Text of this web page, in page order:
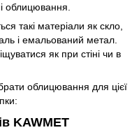
облицювання.
такі матеріали як скло,
і емальований метал.
як при стіні чи в
облицювання для цієї
KAWMET